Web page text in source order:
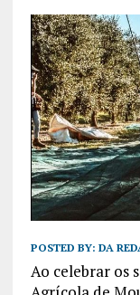
POSTED BY: DA
Ao celebrar os